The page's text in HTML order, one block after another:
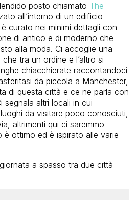
posto chiamato The
all’interno di un edificio
curato nei minimi dettagli con
di antico e di moderno che
alla moda. Ci accoglie una
tra un ordine e l’altro si
chiacchierate raccontandoci
da piccola a Manchester,
di questa città e ce ne parla con
segnala altri locali in cui
da visitare poco conosciuti,
altrimenti qui ci saremmo
è ottimo ed è ispirato alle varie
a spasso tra due città